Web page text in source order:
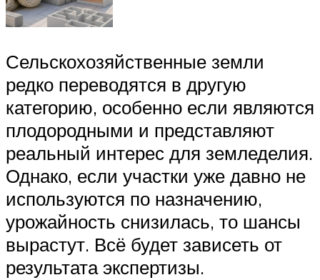
Сельскохозяйственные земли
редко переводятся в другую
категорию, особенно если являются
плодородными и представляют
реальный интерес для земледелия.
Однако, если участки уже давно не
используются по назначению,
урожайность снизилась, то шансы
вырастут. Всё будет зависеть от
результата экспертизы.